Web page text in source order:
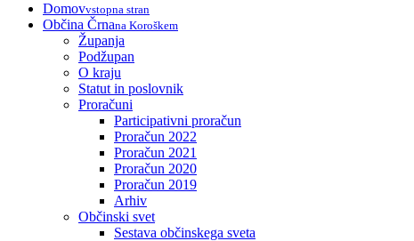
Domovvstopna stran
Občina Črnana Koroškem
Županja
Podžupan
O kraju
Statut in poslovnik
Proračuni
Participativni proračun
Proračun 2022
Proračun 2021
Proračun 2020
Proračun 2019
Arhiv
Občinski svet
Sestava občinskega sveta